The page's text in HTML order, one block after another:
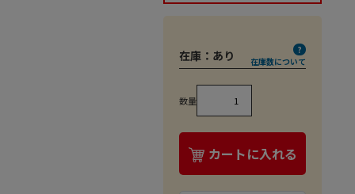
在庫： あり 在庫数について
数量
カートに入れる